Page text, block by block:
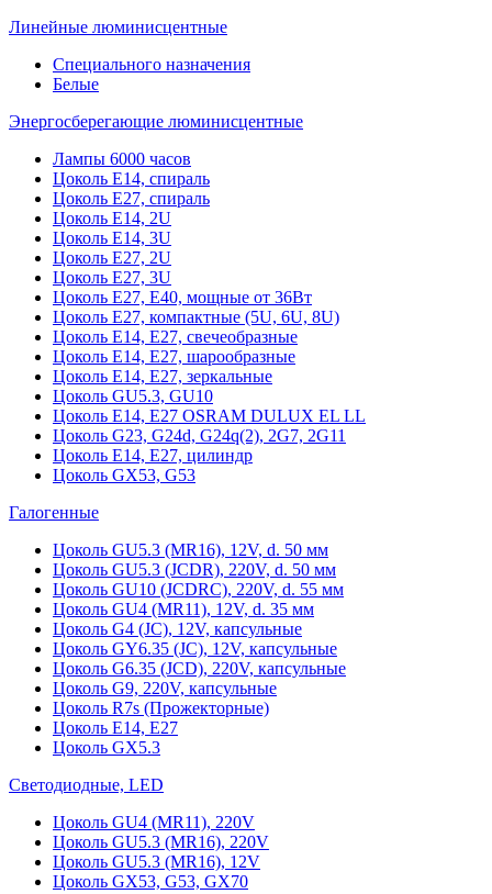
Линейные люминисцентные
Специального назначения
Белые
Энергосберегающие люминисцентные
Лампы 6000 часов
Цоколь Е14, спираль
Цоколь Е27, спираль
Цоколь Е14, 2U
Цоколь Е14, 3U
Цоколь Е27, 2U
Цоколь Е27, 3U
Цоколь Е27, Е40, мощные от 36Вт
Цоколь Е27, компактные (5U, 6U, 8U)
Цоколь Е14, Е27, свечеобразные
Цоколь Е14, Е27, шарообразные
Цоколь Е14, Е27, зеркальные
Цоколь GU5.3, GU10
Цоколь Е14, Е27 OSRAM DULUX EL LL
Цоколь G23, G24d, G24q(2), 2G7, 2G11
Цоколь Е14, Е27, цилиндр
Цоколь GX53, G53
Галогенные
Цоколь GU5.3 (MR16), 12V, d. 50 мм
Цоколь GU5.3 (JCDR), 220V, d. 50 мм
Цоколь GU10 (JCDRC), 220V, d. 55 мм
Цоколь GU4 (MR11), 12V, d. 35 мм
Цоколь G4 (JC), 12V, капсульные
Цоколь GY6.35 (JC), 12V, капсульные
Цоколь G6.35 (JCD), 220V, капсульные
Цоколь G9, 220V, капсульные
Цоколь R7s (Прожекторные)
Цоколь E14, E27
Цоколь GX5.3
Светодиодные, LED
Цоколь GU4 (MR11), 220V
Цоколь GU5.3 (MR16), 220V
Цоколь GU5.3 (MR16), 12V
Цоколь GX53, G53, GX70